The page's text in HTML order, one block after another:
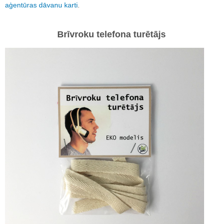
aģentūras dāvanu karti.
Brīvroku telefona turētājs